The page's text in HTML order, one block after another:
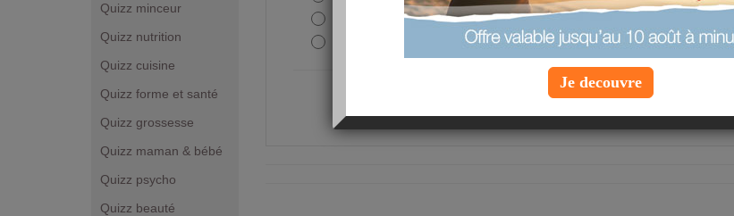
Quizz minceur
Quizz nutrition
Quizz cuisine
Quizz forme et santé
Quizz grossesse
Quizz maman & bébé
Quizz psycho
Quizz beauté
Le jus de fruit frais
Je decouvre